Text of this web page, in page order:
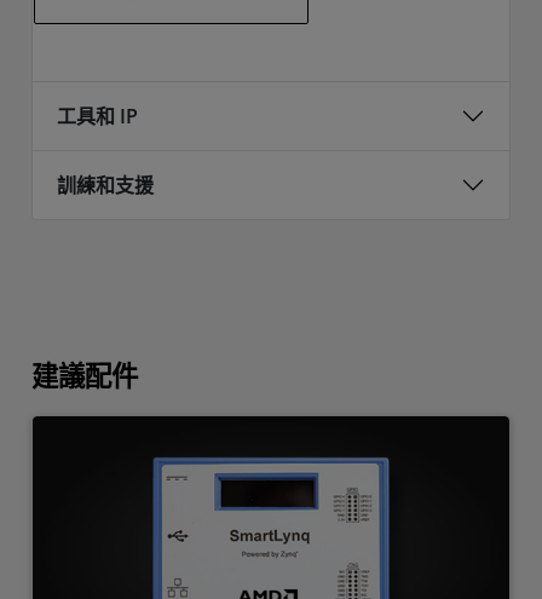
工具和 IP
訓練和支援
建議配件